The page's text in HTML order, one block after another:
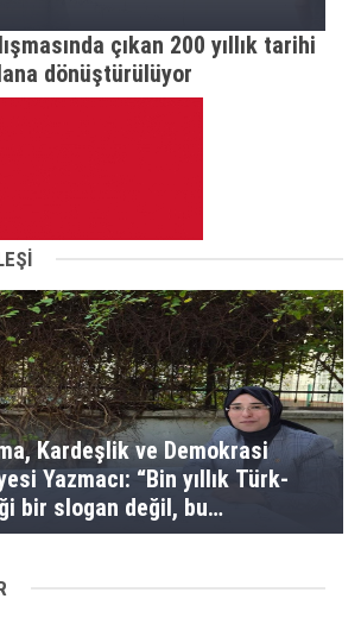
çıkan 200 yıllık tarihi
dönüştürülüyor
Kardeşlik ve Demokrasi
“Bin yıllık Türk-
bir slogan değil, bu